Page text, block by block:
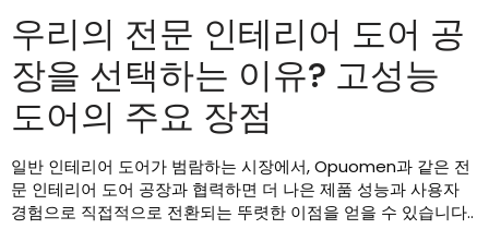
우리의 전문 인테리어 도어 공
장을 선택하는 이유? 고성능
도어의 주요 장점
일반 인테리어 도어가 범람하는 시장에서, Opuomen과 같은 전
문 인테리어 도어 공장과 협력하면 더 나은 제품 성능과 사용자
경험으로 직접적으로 전환되는 뚜렷한 이점을 얻을 수 있습니다..